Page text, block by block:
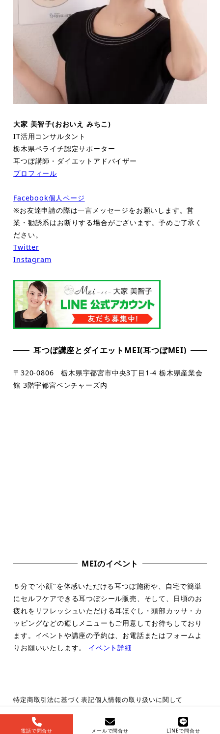
大家 美智子(おおいえ みちこ)
IT活用コンサルタント
栃木県ペライチ認定サポーター
耳つぼ講師・ダイエットアドバイザー
プロフィール
Facebook個人ページ
※お友達申請の際は一言メッセージをお願いします。営
業・勧誘系はお断りする場合がございます。予めご了承く
ださい。
Twitter
Instagram
耳つぼ講座とダイエットMEI(耳つぼMEI)
〒320-0806 栃木県宇都宮市中央3丁目1-4 栃木県産業会
館 3階宇都宮ベンチャーズ内
MEIのイベント
５分で"小顔"を体感いただける耳つぼ施術や、自宅で簡単
にセルフケアできる耳つぼシール販売、そして、日頃のお
疲れをリフレッシュいただける耳ほぐし・頭部カッサ・カ
ッピングなどの癒しメニューもご用意してお待ちしており
ます。イベントや講座の予約は、お電話またはフォームよ
りお願いいたします。 イベント詳細
特定商取引法に基づく表記個人情報の取り扱いに関して
電話で問合せ メールで問合せ LINEで問合せ